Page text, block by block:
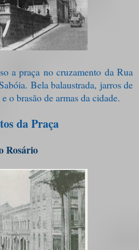
a praça no cruzamento da Rua
Bela balaustrada, jarros de
o brasão de armas da cidade.
da Praça
Rosário